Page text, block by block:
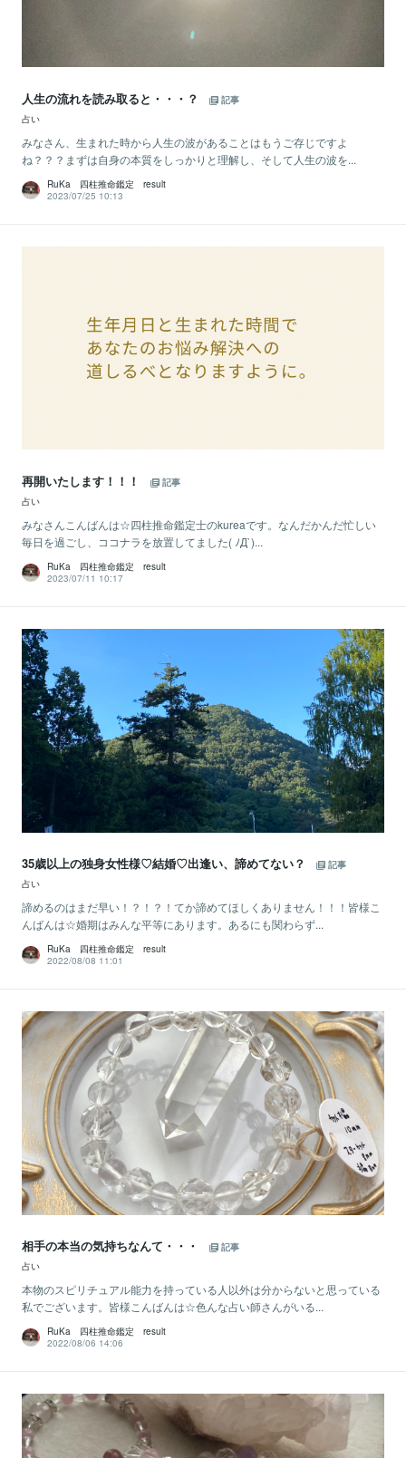
人生の流れを読み取ると・・・？
記事
占い
みなさん、生まれた時から人生の波があることはもうご存じですよ
ね？？？まずは自身の本質をしっかりと理解し、そして人生の波を...
RuKa 四柱推命鑑定 result
2023/07/25 10:13
再開いたします！！！
記事
占い
みなさんこんばんは☆四柱推命鑑定士のkureaです。なんだかんだ忙しい
毎日を過ごし、ココナラを放置してました( ﾉД`)...
RuKa 四柱推命鑑定 result
2023/07/11 10:17
35歳以上の独身女性様♡結婚♡出逢い、諦めてない？
記事
占い
諦めるのはまだ早い！？！？！てか諦めてほしくありません！！！皆様こ
んばんは☆婚期はみんな平等にあります。あるにも関わらず...
RuKa 四柱推命鑑定 result
2022/08/08 11:01
相手の本当の気持ちなんて・・・
記事
占い
本物のスピリチュアル能力を持っている人以外は分からないと思っている
私でございます。皆様こんばんは☆色んな占い師さんがいる...
RuKa 四柱推命鑑定 result
2022/08/06 14:06